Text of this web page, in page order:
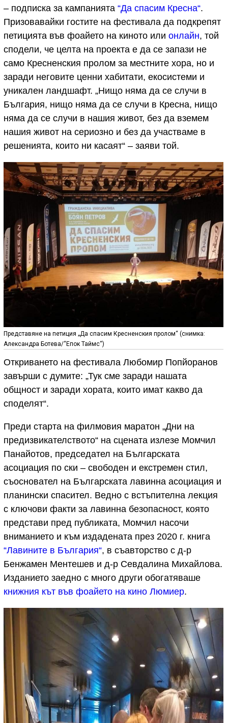
– подписка за кампанията “Да спасим Кресна“.
Призовавайки гостите на фестивала да подкрепят
петицията във фоайето на киното или онлайн, той
сподели, че целта на проекта е да се запази не
само Кресненския пролом за местните хора, но и
заради неговите ценни хабитати, екосистеми и
уникален ландшафт. „Нищо няма да се случи в
България, нищо няма да се случи в Кресна, нищо
няма да се случи в нашия живот, без да вземем
нашия живот на сериозно и без да участваме в
решенията, които ни касаят“ – заяви той.
Представяне на петиция „Да спасим Кресненския пролом“ (снимка:
Александра Ботева/“Епок Таймс“)
Откриването на фестивала Любомир Попйоранов
завърши с думите: „Тук сме заради нашата
общност и заради хората, които имат какво да
споделят“.
Преди старта на филмовия маратон „Дни на
предизвикателството“ на сцената излезе Момчил
Панайотов, председател на Българската
асоциация по ски – свободен и екстремен стил,
съосновател на Българската лавинна асоциация и
планински спасител. Ведно с встъпителна лекция
с ключови факти за лавинна безопасност, която
представи пред публиката, Момчил насочи
вниманието и към издадената през 2020 г. книга
“Лавините в България“, в съавторство с д-р
Бенжамен Ментешев и д-р Севдалина Михайлова.
Изданието заедно с много други обогатяваше
книжния кът във фоайето на кино Люмиер.